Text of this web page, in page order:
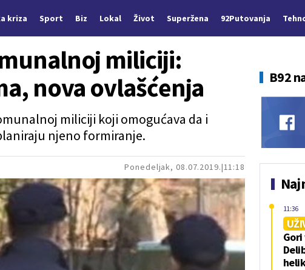
kriza Sport Biz Lokal Život Superžena 92Putovanja
Ponedeljak, 08.07.2019. 11:18
miliciji:
nova ovlašćenja
miliciji koji omogućava da i
njeno formiranje.
B92
11:36